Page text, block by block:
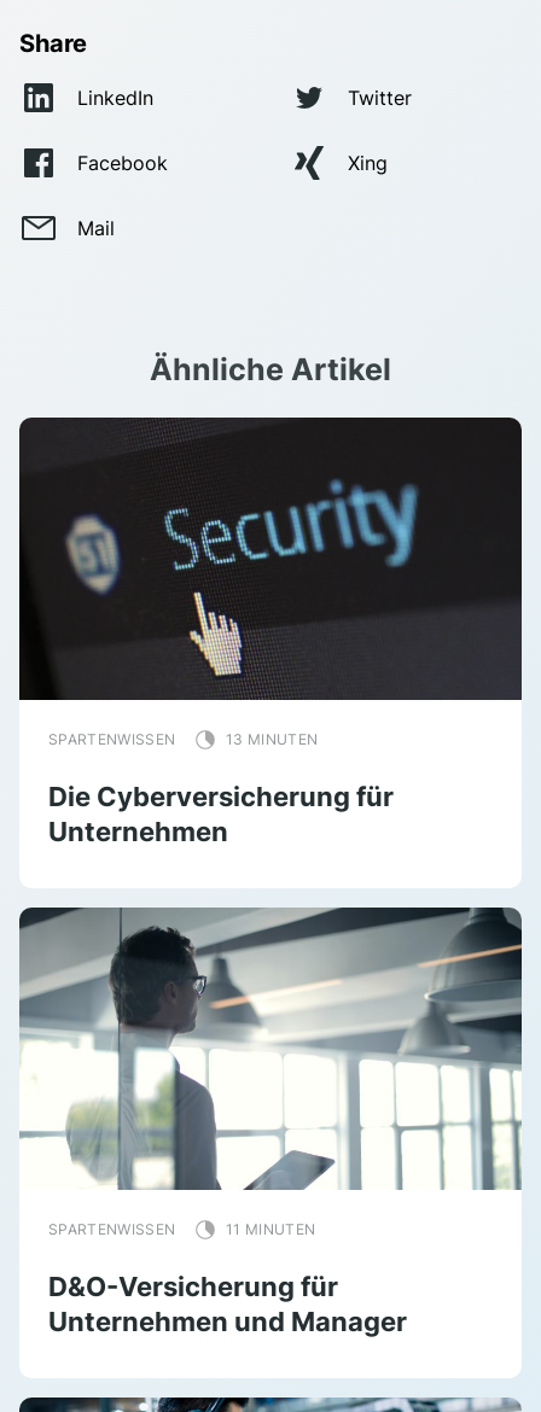
Share
LinkedIn Twitter
Facebook Xing
Mail
Ähnliche Artikel
SPARTENWISSEN 13 MINUTEN
Die Cyberversicherung für
Unternehmen
SPARTENWISSEN 11 MINUTEN
D&O-Versicherung für
Unternehmen und Manager